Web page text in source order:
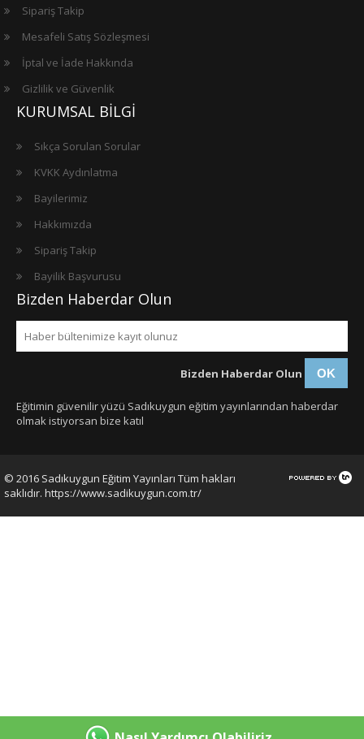
Sipariş Takip
Mesafeli Satış Sözleşmesi
İptal ve İade Hakkında
Gizlilik ve Güvenlik
KURUMSAL BİLGİ
Sıkça Sorulan Sorular
KVKK Aydınlatma
Bayilerimiz
Hakkımızda
Sipariş Takip
Bayilik Başvurusu
Bizden Haberdar Olun
Bizden Haberdar Olun OK
Eğitimin güvenilir yüzü Sadıkuygun eğitim yayınlarından haberdar
olmak istiyorsan bize katıl
© 2016 Sadıkuygun Eğitim Yayınları Tüm hakları
saklıdır. https://www.sadikuygun.com.tr/